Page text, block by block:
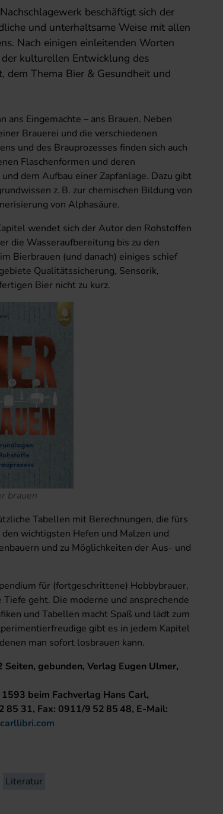
beschäftigt sich der
und unterhaltsame Weise mit allen
Nach einigen einleitenden Worten
kulturellen Entwicklung des
dem Thema Bier & Gesundheit und
ans Eingemachte – ans Brauen. Neben
Brauerei und die verschiedenen
und des Brauprozesses finden sich auch
Flaschenformen und deren
dem Aufbau einer Zapfanlage. Dazu gibt
z. B. zur chemischen Bildung von
von Alphasäure.
wendet sich der Autor den Rohstoffen
die Wasseraufbereitung bis zu den
Bierbrauen (und danach) einiges schief
Qualitätssicherung, Sensorik,
Bier nicht zu kurz.
brauen
Tabellen mit Berechnungen, die fürs
wichtigsten Hefen und Malzen und
und zu Möglichkeiten der Aus- und
für (fortgeschrittene) Hobbybrauer,
geht. Die moderne und ansprechende
und Tabellen macht Spaß und lädt zum
gibt es in jedem Kapitel
man sofort losbrauen kann.
gebunden, Verlag Eugen Ulmer,
beim Fachverlag Hans Carl,
85 31, Fax: 0911/9 52 85 48, E-Mail:
Literatur